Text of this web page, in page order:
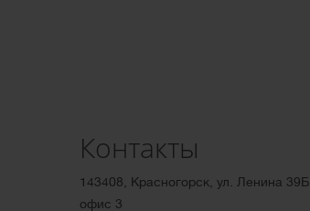
Контакты
143408, Красногорск, ул. Ленина 39Б,
офис 3